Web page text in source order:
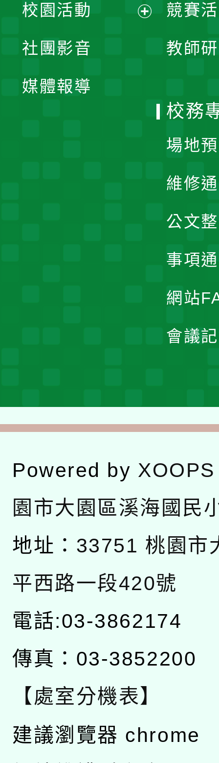
競賽
教師
開
校園活動
社團影音
媒體報導
校務
場地
維修
公文
事項
網站
會議
Powered by XOOPS
園市大園區溪海國民
地址： 33751 桃園市
平西路一段420號
電話:03-3862174
傳真：03-3852200
【處室分機表】
建議瀏覽器 chrome